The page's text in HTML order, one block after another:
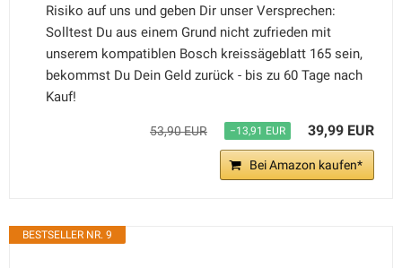
Risiko auf uns und geben Dir unser Versprechen:
Solltest Du aus einem Grund nicht zufrieden mit
unserem kompatiblen Bosch kreissägeblatt 165 sein,
bekommst Du Dein Geld zurück - bis zu 60 Tage nach
Kauf!
53,90 EUR −13,91 EUR 39,99 EUR
Bei Amazon kaufen*
BESTSELLER NR. 9